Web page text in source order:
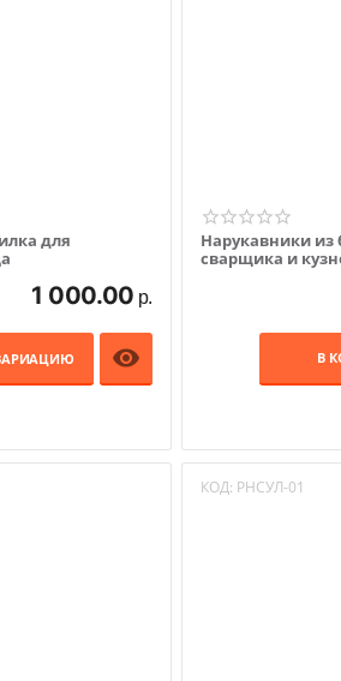
для
1 000.00 р.

Нарукавники из
сварщика и
В
КОД: РНСУЛ-01